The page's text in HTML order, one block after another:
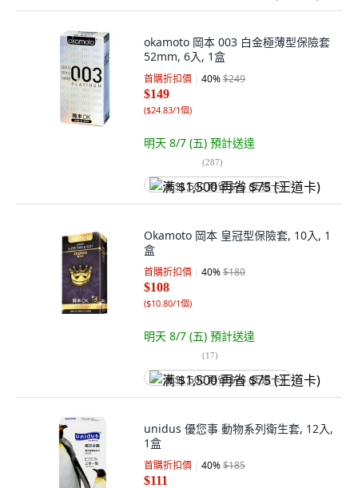
okamoto 岡本 003 白金極薄型保險套
52mm, 6入, 1盒
首購折扣價 40%$249
$149
($24.83/1個)
明天 8/7 (五) 預計送達
(287)
满 $1,500 再省 $75 (王道卡)
Okamoto 岡本 皇冠型保險套, 10入, 1
盒
首購折扣價 40%$180
$108
($10.80/1個)
明天 8/7 (五) 預計送達
(17)
满 $1,500 再省 $75 (王道卡)
unidus 優您事 動物系列衛生套, 12入,
1盒
首購折扣價 40%$185
$111